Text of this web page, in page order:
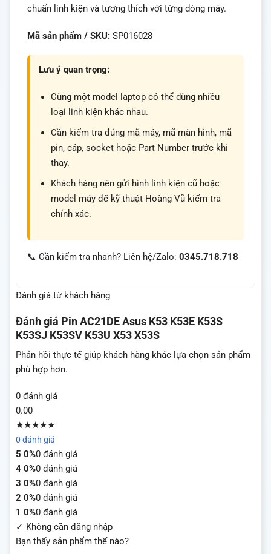
chuẩn linh kiện và tương thích với từng dòng máy.
Mã sản phẩm / SKU: SP016028
Lưu ý quan trọng:
Cùng một model laptop có thể dùng nhiều
loại linh kiện khác nhau.
Cần kiểm tra đúng mã máy, mã màn hình, mã
pin, cáp, socket hoặc Part Number trước khi
thay.
Khách hàng nên gửi hình linh kiện cũ hoặc
model máy để kỹ thuật Hoàng Vũ kiểm tra
chính xác.
📞 Cần kiểm tra nhanh? Liên hệ/Zalo: 0345.718.718
Đánh giá từ khách hàng
Đánh giá Pin AC21DE Asus K53 K53E K53S
K53SJ K53SV K53U X53 X53S
Phản hồi thực tế giúp khách hàng khác lựa chọn sản phẩm
phù hợp hơn.
0 đánh giá
0.00
★★★★★
0 đánh giá
5 0%0 đánh giá
4 0%0 đánh giá
3 0%0 đánh giá
2 0%0 đánh giá
1 0%0 đánh giá
✓ Không cần đăng nhập
Bạn thấy sản phẩm thế nào?